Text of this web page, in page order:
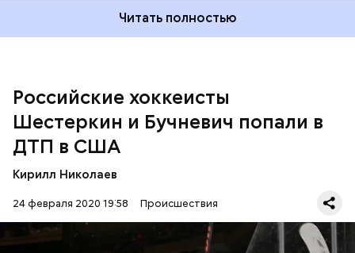
Читать полностью
Российские хоккеисты
Шестеркин и Бучневич попали в
ДТП в США
Кирилл Николаев
24 февраля 2020 19:58 Происшествия
Ковальчука в «Вашингтон»